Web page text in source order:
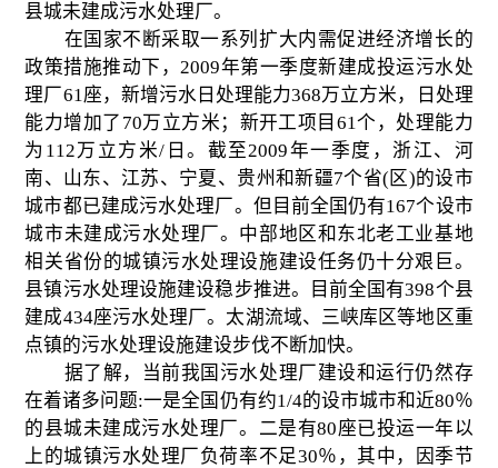
县城未建成污水处理厂。
在国家不断采取一系列扩大内需促进经济增长的
政策措施推动下，2009年第一季度新建成投运污水处
理厂61座，新增污水日处理能力368万立方米，日处理
能力增加了 70万立方米；新开工项目 61个，处理能力
为 112万立方米/ 日。截至2009年一季度，浙江、河
南、山东、江苏、宁夏、贵州和新疆7个省( 区)的设市
城市都已建成污水处理厂。但目前全国仍有167个设市
城市未建成污水处理厂。中部地区和东北老工业基地
相关省份的城镇污水处理设施建设任务仍十分艰巨。
县镇污水处理设施建设稳步推进。目前全国有398个县
建成434座污水处理厂。太湖流域、三峡库区等地区重
点镇的污水处理设施建设步伐不断加快。
据了解，当前我国污水处理厂建设和运行仍然存
在着诸多问题:一是全国仍有约1/4的设市城市和近80％
的县城未建成污水处理厂。二是有80座已投运一年以
上的城镇污水处理厂负荷率不足30％，其中，因季节